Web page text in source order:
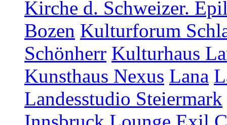
Kirche d. Schweizer.
Bozen Kulturforum
Schönherr Kulturhaus
Kunsthaus Nexus Lana
Landesstudio Steiermark